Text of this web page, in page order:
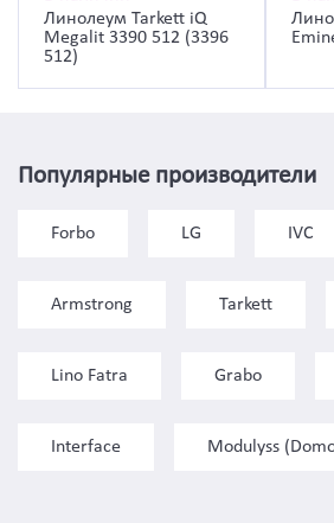
Линолеум Tarkett iQ
Megalit 3390 512 (3396
512)
Популярные производители
Forbo LG IVC
Armstrong Tarkett
Lino Fatra Grabo
Interface Modulyss